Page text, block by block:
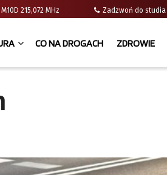
215,072 MHz Zadzwoń do
CO NA DROGACH ZDROWIE